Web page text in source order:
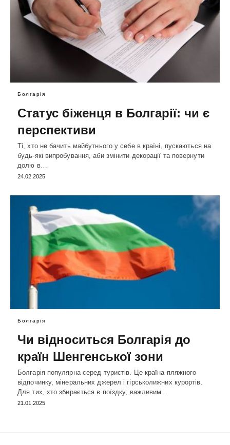
Болгарія
Статус біженця в Болгарії: чи є
перспективи
Ті, хто не бачить майбутнього у себе в країні, пускаються на
будь-які випробування, аби змінити декорації та повернути
долю в…
24.02.2025
Болгарія
Чи відноситься Болгарія до
країн Шенгенської зони
Болгарія популярна серед туристів. Це країна пляжного
відпочинку, мінеральних джерел і гірськолижних курортів.
Для тих, хто збирається в поїздку, важливим…
21.01.2025